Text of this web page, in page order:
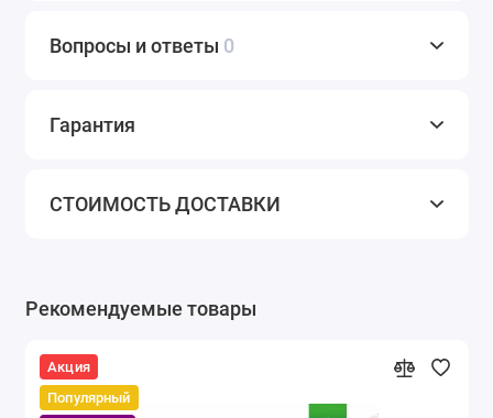
Вопросы и ответы 0
Гарантия
СТОИМОСТЬ ДОСТАВКИ
Рекомендуемые товары
Акция
Популярный